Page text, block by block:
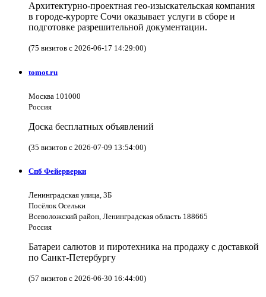
Архитектурно-проектная гео-изыскательская компания
в городе-курорте Сочи оказывает услуги в сборе и
подготовке разрешительной документации.
(75 визитов с 2026-06-17 14:29:00)
tomot.ru
Москва 101000
Россия
Доска бесплатных объявлений
(35 визитов с 2026-07-09 13:54:00)
Спб Фейерверки
Ленинградская улица, 3Б
Посёлок Осельки
Всеволожский район, Ленинградская область 188665
Россия
Батареи салютов и пиротехника на продажу с доставкой
по Санкт-Петербургу
(57 визитов с 2026-06-30 16:44:00)